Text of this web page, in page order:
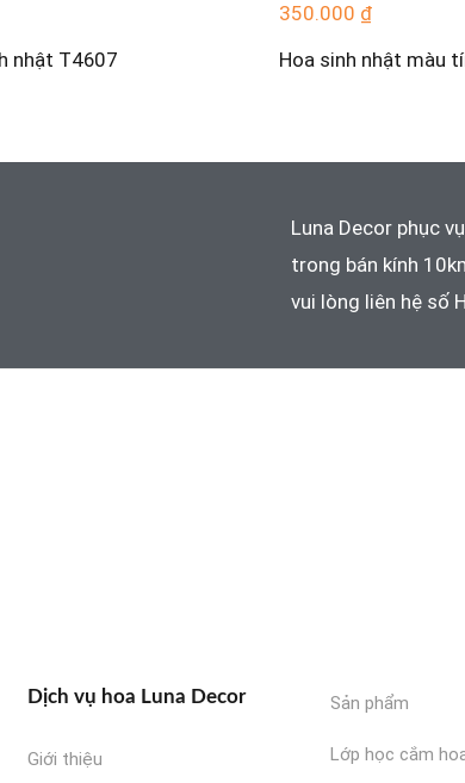
nhật T4607
350.000 ₫
Hoa sinh nhật màu
Luna Decor phục
trong bán kính
vui lòng liên hệ số
Dịch vụ hoa Luna Decor
Giới thiệu
Sản phẩm
Lớp học cắm